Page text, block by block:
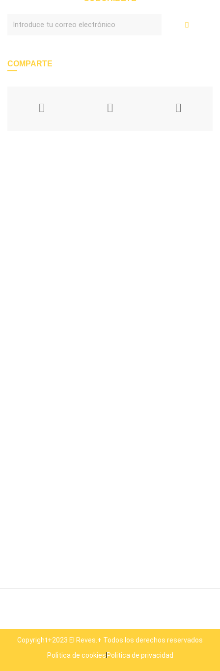
COMPARTE
Copyright+2023 El Reves.+ Todos los derechos reservados
Politica de cookies Politica de privacidad